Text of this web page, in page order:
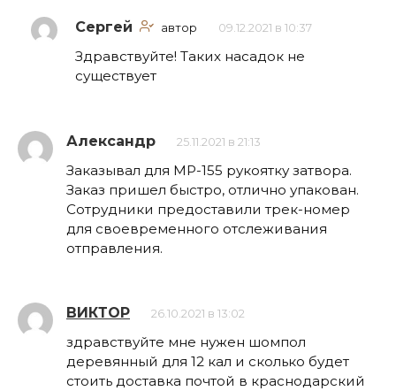
Сергей автор 09.12.2021 в 10:37
Здравствуйте! Таких насадок не
существует
Александр 25.11.2021 в 21:13
Заказывал для МР-155 рукоятку затвора.
Заказ пришел быстро, отлично упакован.
Сотрудники предоставили трек-номер
для своевременного отслеживания
отправления.
ВИКТОР 26.10.2021 в 13:02
здравствуйте мне нужен шомпол
деревянный для 12 кал и сколько будет
стоить доставка почтой в краснодарский